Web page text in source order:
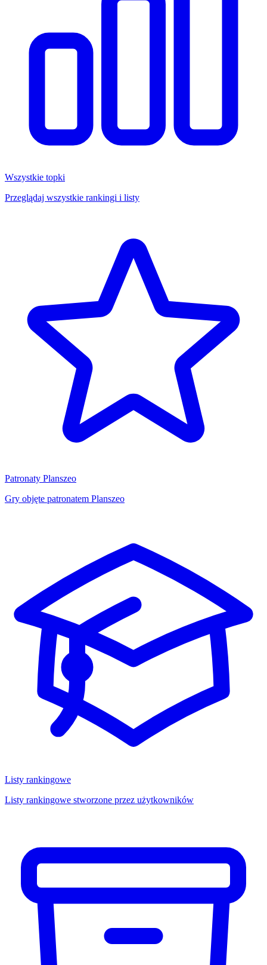
Wszystkie topki
Przeglądaj wszystkie rankingi i listy
Patronaty Planszeo
Gry objęte patronatem Planszeo
Listy rankingowe
Listy rankingowe stworzone przez użytkowników